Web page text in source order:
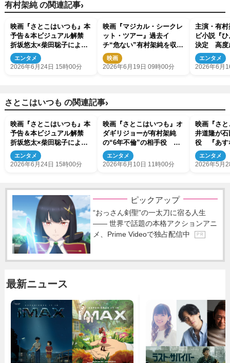
有村架純 の関連記事›
映画『さとこはいつも』本
予告＆本ビジュアル解禁
折坂悠太×柴田聡子による
主題歌も発表
エンタメ
2026年6月24日 15時00分
映画『マジカル・シークレ
ット・ツアー』過去イ
チ“危ない”有村架純を収め
た場面カット解禁
映画
2026年6月19日 09時00分
主演・有
ビ小説『
決定 高度
きに生き
エンタメ
2026年6月
さとこはいつも の関連記事›
映画『さとこはいつも』本
予告＆本ビジュアル解禁
折坂悠太×柴田聡子による
主題歌も発表
エンタメ
2026年6月24日 15時00分
映画『さとこはいつも』オ
ダギリジョーが有村架純
の“6年不倫”の相手役 天
真爛漫な新入社員役に青木
柚
エンタメ
2026年6月10日 11時00分
映画『さ
井道隆が
役 『あす
33年の時
エンタメ
2026年5月
ピックアップ
“おっさん剣聖”の一太刀に宿る人生
―― 世界で話題の本格アクションアニ
メ、Prime Videoで独占配信中
P R
最新ニュース